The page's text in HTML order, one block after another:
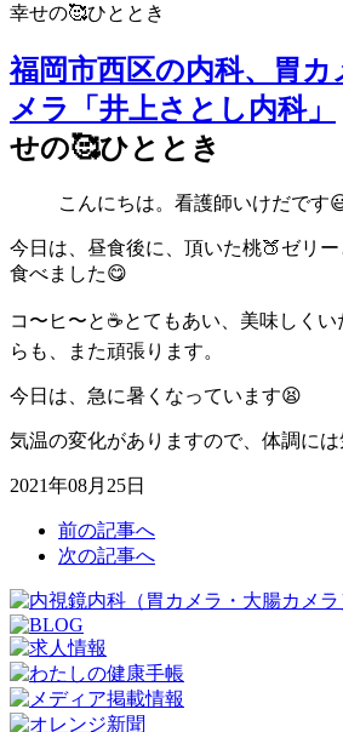
幸せの🥰ひととき
福岡市西区の内科、胃カ
メラ「井上さとし内科」
せの🥰ひととき
こんにちは。看護師いけだです
今日は、昼食後に、頂いた桃🍑ゼリ
食べました😋
コ〜ヒ〜と☕️とてもあい、美味しく
らも、また頑張ります。
今日は、急に暑くなっています😫
気温の変化がありますので、体調に
2021年08月25日
前の記事へ
次の記事へ